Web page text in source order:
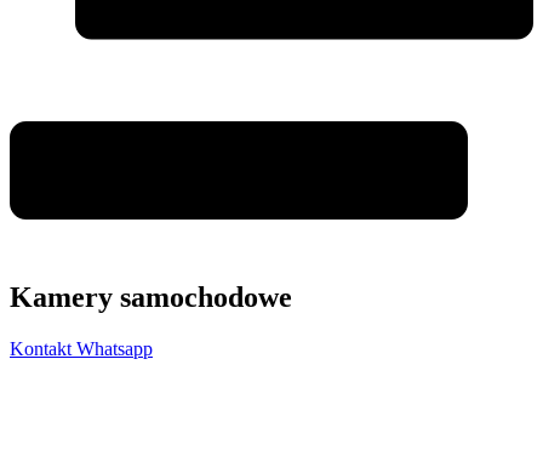
Kamery samochodowe
Kontakt Whatsapp